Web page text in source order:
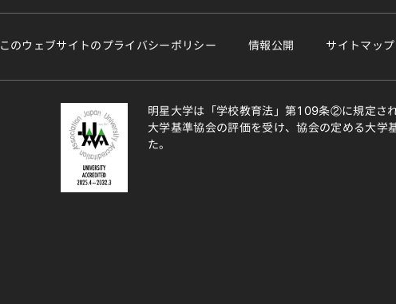
このウェブサイトのプライバシーポリシー 情報公開 サイトマップ
明星大学は「学校教育法」第109条②に規定さ
大学基準協会の評価を受け、協会の定める大学
た。